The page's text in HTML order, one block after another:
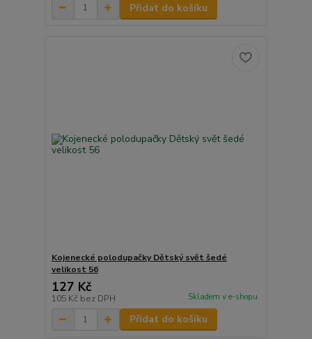
Přidat do košíku
Kojenecké polodupačky Dětský svět šedé
velikost 56
127 Kč
105 Kč bez DPH Skladem v e-shopu
Přidat do košíku